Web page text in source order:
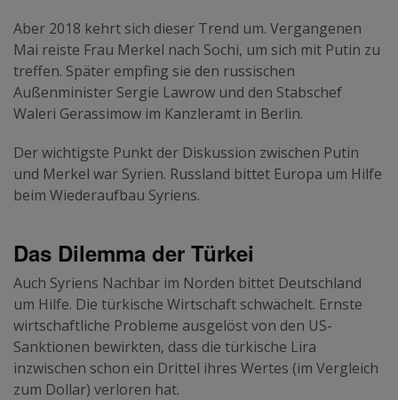
Aber 2018 kehrt sich dieser Trend um. Vergangenen
Mai reiste Frau Merkel nach Sochi, um sich mit Putin zu
treffen. Später empfing sie den russischen
Außenminister Sergie Lawrow und den Stabschef
Waleri Gerassimow im Kanzleramt in Berlin.
Der wichtigste Punkt der Diskussion zwischen Putin
und Merkel war Syrien. Russland bittet Europa um Hilfe
beim Wiederaufbau Syriens.
Das Dilemma der Türkei
Auch Syriens Nachbar im Norden bittet Deutschland
um Hilfe. Die türkische Wirtschaft schwächelt. Ernste
wirtschaftliche Probleme ausgelöst von den US-
Sanktionen bewirkten, dass die türkische Lira
inzwischen schon ein Drittel ihres Wertes (im Vergleich
zum Dollar) verloren hat.